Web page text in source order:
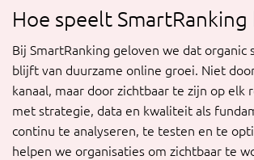
Hoe speelt SmartRanking
Bij SmartRanking geloven we dat organic
blijft van duurzame online groei. Niet
kanaal, maar door zichtbaar te zijn op elk
met strategie, data en kwaliteit als
continu te analyseren, te testen en te
helpen we organisaties om zichtbaar te